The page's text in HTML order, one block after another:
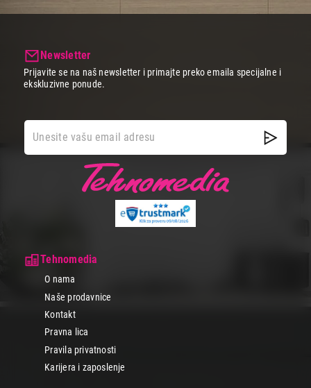
Tehnomedia
O nama
Naše prodavnice
Kontakt
Pravna lica
Pravila privatnosti
Karijera i zaposlenje
Newsletter
Prijavite se na naš newsletter i primajte preko emaila specijalne i
ekskluzivne ponude.